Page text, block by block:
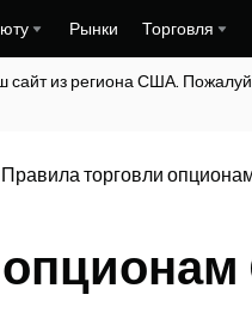
Рынки Торговля
сайт из региона США.
Правила торговли